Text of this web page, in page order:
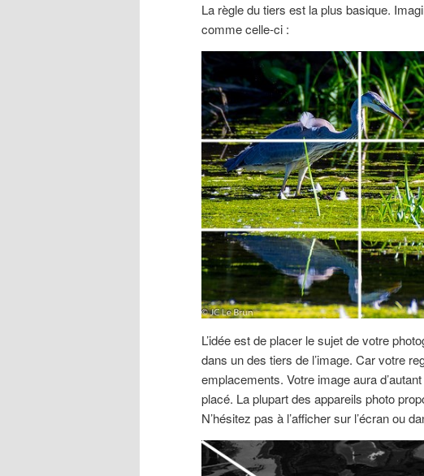
La règle du tiers est la plus basique.
comme celle-ci :
L’idée est de placer le sujet de votre
dans un des tiers de l’image. Car votre
emplacements. Votre image aura
placé. La plupart des appareils photo
N’hésitez pas à l’afficher sur l’écran ou